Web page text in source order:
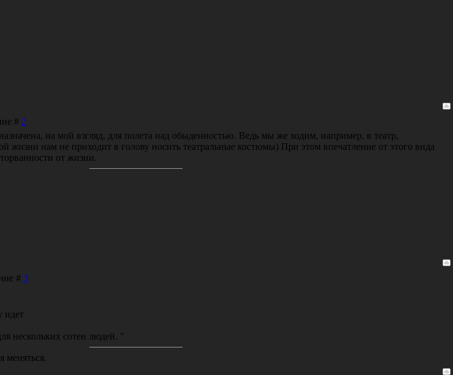
# 2
на мой взгляд, для полета над обыденностью. Ведь мы же ходим, например, в театр,
жизни нам не приходит в голову носить театральные костюмы) При этом впечатление от этого вида
от жизни.
# 3
идет
нескольких сотен людей. "
меняться.